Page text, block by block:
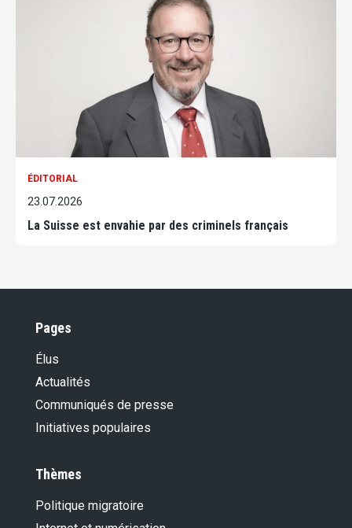
ÉDITORIAL
23.07.2026
La Suisse est envahie par des criminels français
Pages
Élus
Actualités
Communiqués de presse
Initiatives populaires
Thèmes
Politique migratoire